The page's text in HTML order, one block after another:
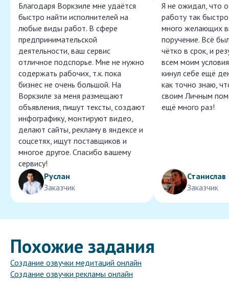
Благодаря Воркзиле мне удаётся
быстро найти исполнителей на
любые виды работ. В сфере
предпринимательской
деятельности, ваш сервис
отличное подспорье. Мне не нужно
содержать рабочих, т.к. пока
бизнес не очень большой. На
Воркзиле за меня размещают
объявления, пишут тексты, создают
инфографику, монтируют видео,
делают сайты, рекламу в яндексе и
соцсетях, ищут поставщиков и
многое другое. Спасибо вашему
сервису!
Руслан
Заказчик
Я не ожидал, что
работу так
много желающих
поручение. Всё
чётко в срок, и
всем моим
кинул себе ещё
как точно знаю,
своим Личным
ещё много раз!
Станислав
Заказчик
Похожие задания
Создание озвучки медитаций онлайн
Создание озвучки рекламы онлайн